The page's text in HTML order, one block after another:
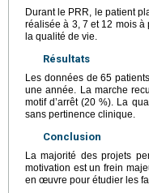
Durant le PRR, le patient
réalisée à 3, 7 et 12 mois
la qualité de vie.
Résultats
Les données de 65
une année. La marche
motif d’arrêt (20 %). La
sans pertinence clinique.
Conclusion
La majorité des projets
motivation est un frein
en œuvre pour étudier les